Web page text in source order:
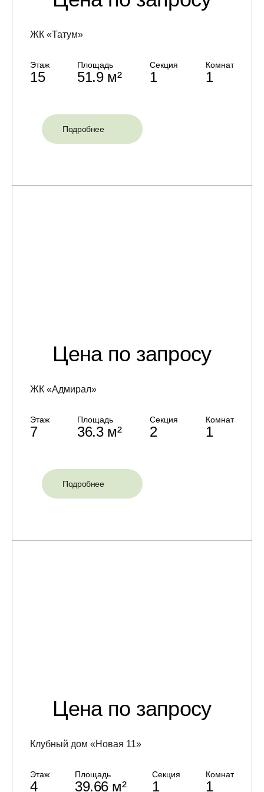
ЖК «Татум»
Этаж
15
Площадь
51.9 м²
Секция
1
Комнат
1
Подробнее
Цена по запросу
ЖК «Адмирал»
Этаж
7
Площадь
36.3 м²
Секция
2
Комнат
1
Подробнее
Цена по запросу
Клубный дом «Новая 11»
Этаж
4
Площадь
39.66 м²
Секция
1
Комнат
1